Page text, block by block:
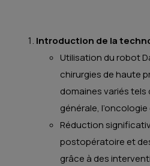
Introduction de la
Utilisation du robot
chirurgies de haute
domaines variés tels
générale,
Réduction
postopératoire et
grâce à des